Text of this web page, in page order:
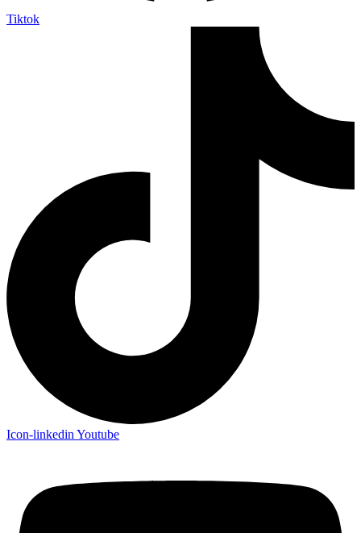
Tiktok
Icon-linkedin Youtube